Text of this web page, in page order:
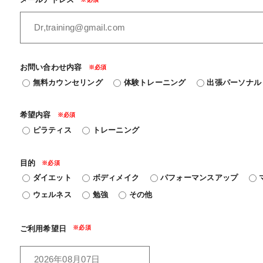
お問い合わせ内容
無料カウンセリング
体験トレーニング 出張パーソナル
希望内容
ピラティス
トレーニング
目的
ダイエット
ボディメイク パフォーマンスアップ
ウェルネス
勉強 その他
ご利用希望日